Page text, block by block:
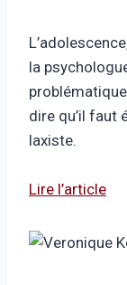
la
problématique
dire qu’il faut
laxiste.
Lire l’article